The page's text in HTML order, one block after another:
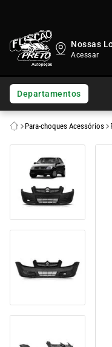
Nossas
Departamentos
Para-choques Acessórios